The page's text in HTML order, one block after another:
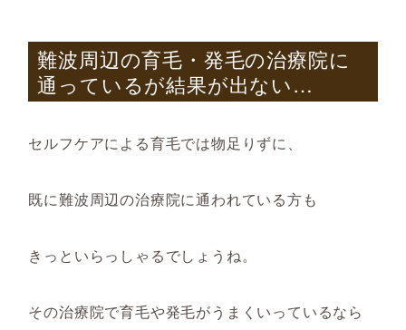
難波周辺の育毛・発毛の治療院に
通っているが結果が出ない…
セルフケアによる育毛では物足りずに、
既に難波周辺の治療院に通われている方も
きっといらっしゃるでしょうね。
その治療院で育毛や発毛がうまくいっているなら